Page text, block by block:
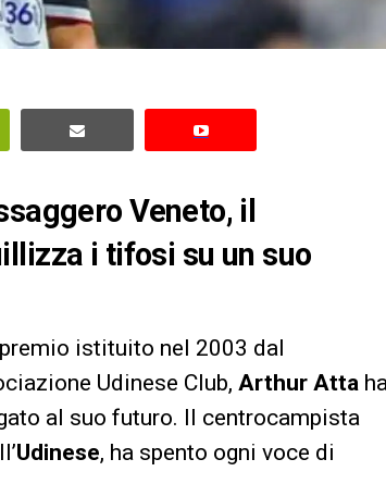
Veneto, il
i tifosi su un suo
istituito nel 2003 dal
Udinese Club, Arthur Atta
al suo futuro. Il centrocampista
Udinese, ha spento ogni voce di